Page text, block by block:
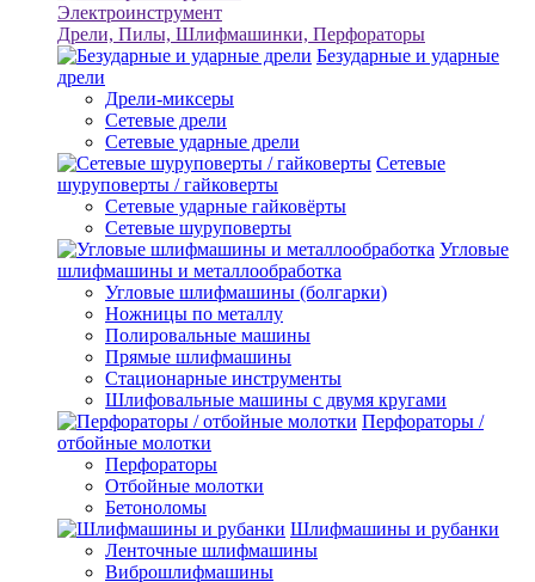
Электроинструмент
Дрели, Пилы, Шлифмашинки, Перфораторы
Безударные и ударные
дрели
Дрели-миксеры
Сетевые дрели
Сетевые ударные дрели
Сетевые
шуруповерты / гайковерты
Сетевые ударные гайковёрты
Сетевые шуруповерты
Угловые
шлифмашины и металлообработка
Угловые шлифмашины (болгарки)
Ножницы по металлу
Полировальные машины
Прямые шлифмашины
Стационарные инструменты
Шлифовальные машины с двумя кругами
Перфораторы /
отбойные молотки
Перфораторы
Отбойные молотки
Бетоноломы
Шлифмашины и рубанки
Ленточные шлифмашины
Виброшлифмашины